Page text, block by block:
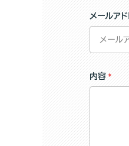
メールアド
内容